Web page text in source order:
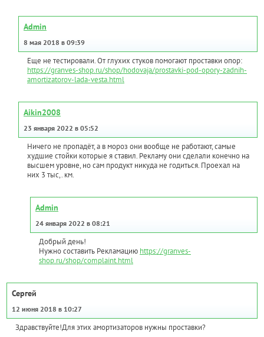
Admin
8 мая 2018 в 09:39
Еще не тестировали. От глухих стуков помогают проставки опор:
https://granves-shop.ru/shop/hodovaja/prostavki-pod-opory-zadnih-
amortizatorov-lada-vesta.html
Aikin2008
23 января 2022 в 05:52
Ничего не пропадёт, а в мороз они вообще не работают, самые
худшие стойки которые я ставил. Рекламу они сделали конечно на
высшем уровне, но сам продукт никуда не годиться. Проехал на
них 3 тыс,. км.
Admin
24 января 2022 в 08:21
Добрый день!
Нужно составить Рекламацию https://granves-
shop.ru/shop/complaint.html
Сергей
12 июня 2018 в 10:27
Здравствуйте!Для этих амортизаторов нужны проставки?